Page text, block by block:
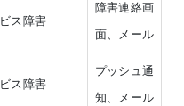
ス障害
障害連絡画
面、メール
ス障害
プッシュ通
知、メール